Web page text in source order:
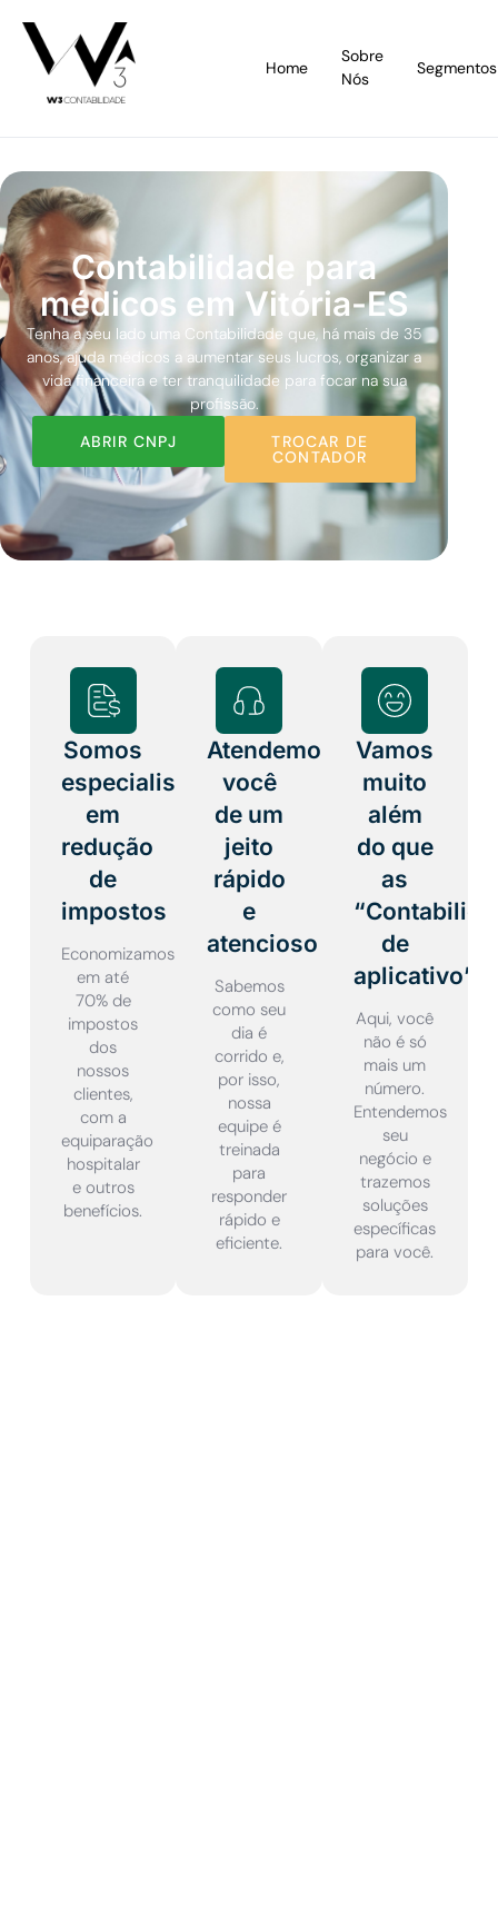
Home
Sobre
Nós
Segmentos
Contabilidade para
médicos em Vitória-ES
Tenha a seu lado uma Contabilidade que, há mais de 35
anos, ajuda médicos a aumentar seus lucros, organizar a
vida financeira e ter tranquilidade para focar na sua
profissão.
ABRIR CNPJ
TROCAR DE
CONTADOR
Somos
especialistas
em
redução
de
impostos
Economizamos
em até
70% de
impostos
dos
nossos
clientes,
com a
equiparação
hospitalar
e outros
benefícios.
Atendemos
você
de um
jeito
rápido
e
atencioso
Sabemos
como seu
dia é
corrido e,
por isso,
nossa
equipe é
treinada
para
responder
rápido e
eficiente.
Vamos
muito
além
do que
as
de
aplicativo”
Aqui, você
não é só
mais um
número.
Entendemos
seu
negócio e
trazemos
soluções
específicas
para você.